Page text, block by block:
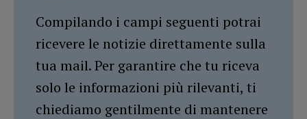
Compilando i campi seguenti potrai
ricevere le notizie direttamente sulla
tua mail. Per garantire che tu riceva
solo le informazioni più rilevanti, ti
chiediamo gentilmente di mantenere